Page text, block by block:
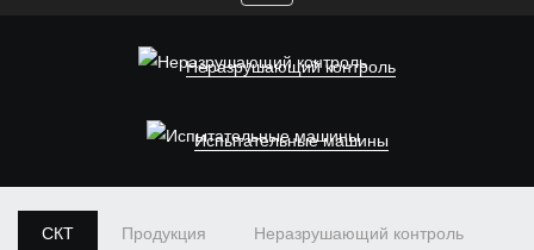
навигацию
Неразрушающий контроль
Испытательные машины
СКТ Продукция Неразрушающий контроль